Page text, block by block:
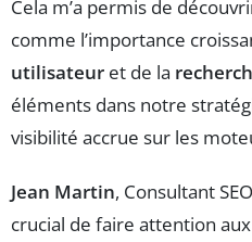
Cela m’a permis de
comme l’importance
utilisateur et de la
éléments dans notre
visibilité accrue sur les
Jean Martin, Consultant
crucial de faire attention